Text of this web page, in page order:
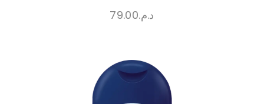
د.م.79.00